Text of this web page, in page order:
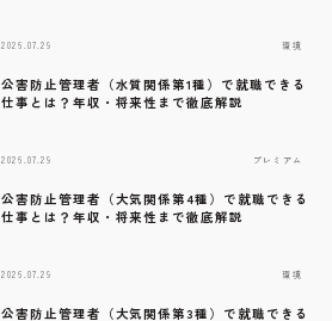
2026.07.29 環境
公害防止管理者（水質関係第1種）で就職できる
仕事とは？年収・将来性まで徹底解説
2026.07.29 プレミアム
公害防止管理者（大気関係第4種）で就職できる
仕事とは？年収・将来性まで徹底解説
2026.07.29 環境
公害防止管理者（大気関係第3種）で就職できる